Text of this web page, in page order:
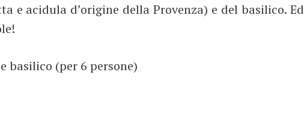
e acidula d’origine della Provenza) e del basilico. Ed
basilico (per 6 persone)